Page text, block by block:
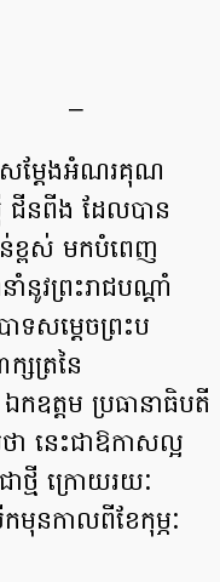
–
សម្តែងអំណរគុណ
ជីនពីង ដែលបាន
ខ្ពស់ មកបំពេញ
វព្រះរាជបណ្តាំ
ទសម្តេចព្រះប
សត្រនៃ
កឧត្តម ប្រធានាធិបតី
ា នេះជាឱកាសល្អ
ថ្មី ក្រោយរយៈ
មុនកាលពីខែកុម្ភៈ